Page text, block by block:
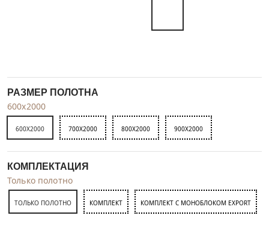
РАЗМЕР ПОЛОТНА
600x2000
600X2000 700X2000 800X2000 900X2000
КОМПЛЕКТАЦИЯ
Только полотно
ТОЛЬКО ПОЛОТНО КОМПЛЕКТ КОМПЛЕКТ С МОНОБЛОКОМ EXPORT